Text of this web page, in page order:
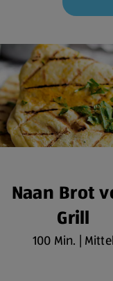
Naan Brot
Grill
100 Min. | Mittel